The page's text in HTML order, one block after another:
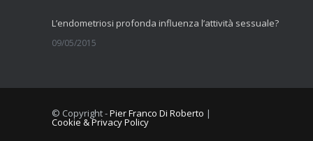
L’endometriosi profonda influenza l’attività sessuale?
09/05/2015
Comorbilità tra dolore muscolo scheletrico cronico e
© Copyright -Pier Franco Di Roberto |
Cookie & Privacy Policy